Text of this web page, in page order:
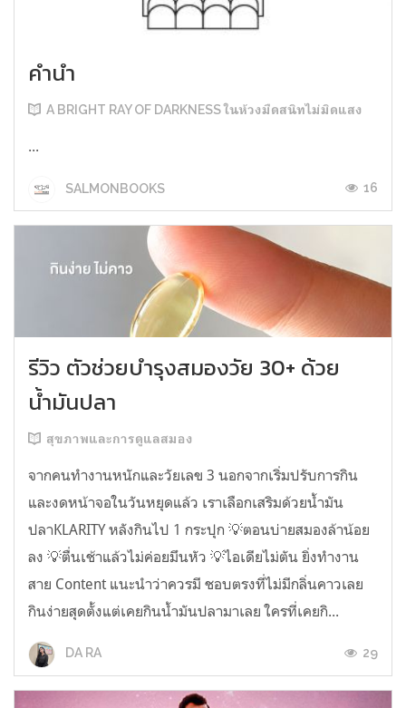
คำนำ
A BRIGHT RAY OF DARKNESS ในห้วงมืดสนิทไม่มิดแสง
...
SALMONBOOKS 16
รีวิว ตัวช่วยบำรุงสมองวัย 30+ ด้วย
น้ำมันปลา
สุขภาพและการดูแลสมอง
จากคนทำงานหนักและวัยเลข 3 นอกจากเริ่มปรับการกิน
และงดหน้าจอในวันหยุดแล้ว เราเลือกเสริมด้วยน้ำมัน
ปลาKLARITY หลังกินไป 1 กระปุก 💡ตอนบ่ายสมองล้าน้อย
ลง 💡ตื่นเช้าแล้วไม่ค่อยมึนหัว 💡ไอเดียไม่ตัน ยิ่งทำงาน
สาย Content แนะนำว่าควรมี ชอบตรงที่ไม่มีกลิ่นคาวเลย
กินง่ายสุดตั้งแต่เคยกินน้ำมันปลามาเลย ใครที่เคยกิ...
DA RA 29